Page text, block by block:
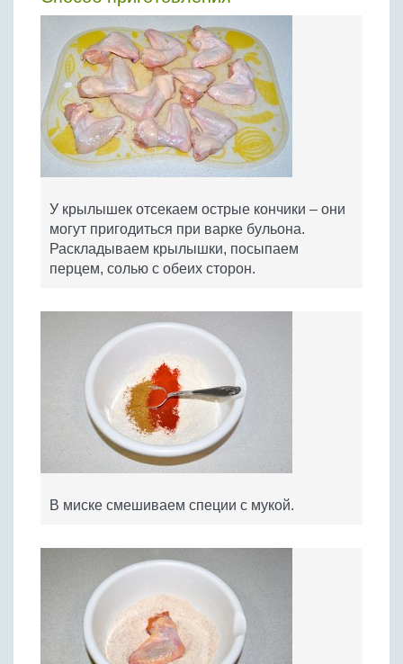
У крылышек отсекаем острые кончики – они
могут пригодиться при варке бульона.
Раскладываем крылышки, посыпаем
перцем, солью с обеих сторон.
В миске смешиваем специи с мукой.